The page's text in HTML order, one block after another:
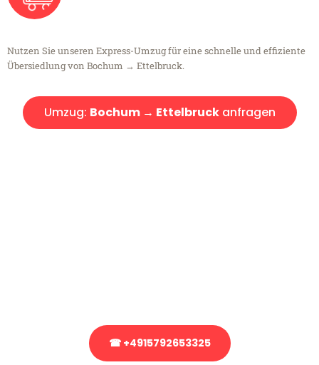
Nutzen Sie unseren Express-Umzug für eine schnelle und effiziente
Übersiedlung von Bochum → Ettelbruck.
Umzug: Bochum → Ettelbruckanfragen
☎ +4915792653325